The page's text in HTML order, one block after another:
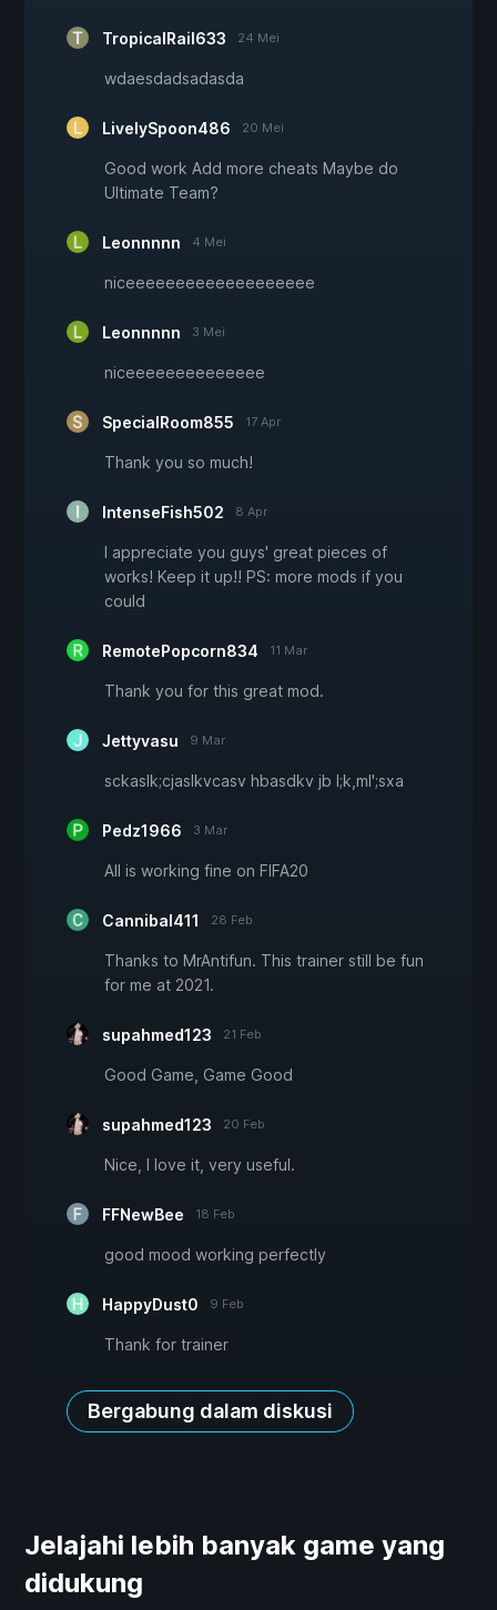
TropicalRail633 24 Mei
wdaesdadsadasda
LivelySpoon486 20 Mei
Good work Add more cheats Maybe do
Ultimate Team?
Leonnnnn 4 Mei
niceeeeeeeeeeeeeeeeeee
Leonnnnn 3 Mei
niceeeeeeeeeeeeee
SpecialRoom855 17 Apr
Thank you so much!
IntenseFish502 8 Apr
I appreciate you guys' great pieces of
works! Keep it up!! PS: more mods if you
could
RemotePopcorn834 11 Mar
Thank you for this great mod.
Jettyvasu 9 Mar
sckaslk;cjaslkvcasv hbasdkv jb l;k,ml';sxa
Pedz1966 3 Mar
All is working fine on FIFA20
Cannibal411 28 Feb
Thanks to MrAntifun. This trainer still be fun
for me at 2021.
supahmed123 21 Feb
Good Game, Game Good
supahmed123 20 Feb
Nice, I love it, very useful.
FFNewBee 18 Feb
good mood working perfectly
HappyDust0 9 Feb
Thank for trainer
Bergabung dalam diskusi
Jelajahi lebih banyak game yang
didukung